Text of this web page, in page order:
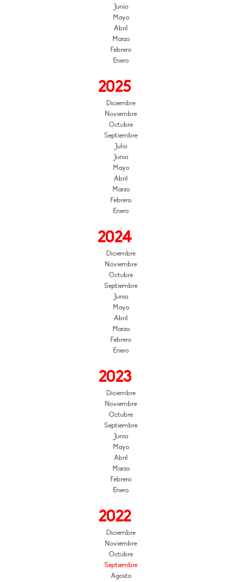
Junio
Mayo
Abril
Marzo
Febrero
Enero
2025
Diciembre
Noviembre
Octubre
Septiembre
Julio
Junio
Mayo
Abril
Marzo
Febrero
Enero
2024
Diciembre
Noviembre
Octubre
Septiembre
Junio
Mayo
Abril
Marzo
Febrero
Enero
2023
Diciembre
Noviembre
Octubre
Septiembre
Junio
Mayo
Abril
Marzo
Febrero
Enero
2022
Diciembre
Noviembre
Octubre
Septiembre
Agosto